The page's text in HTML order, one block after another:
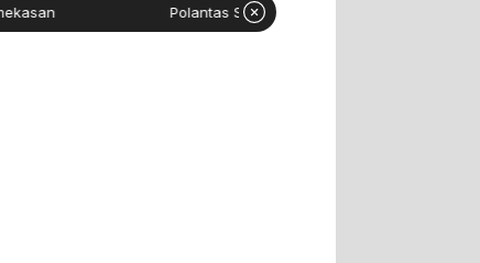
Polantas Sampang Imbau Latihan Gerak Jalan Tak